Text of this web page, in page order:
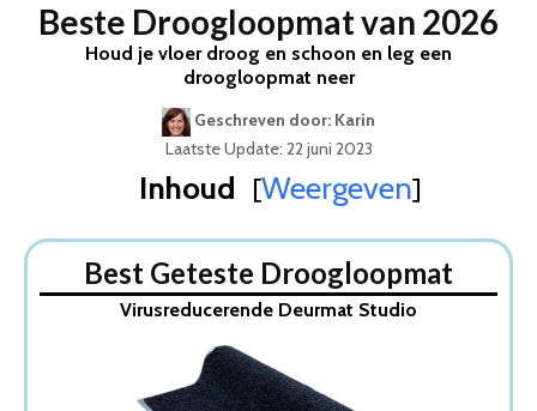
Beste Droogloopmat van 2026
Houd je vloer droog en schoon en leg een
droogloopmat neer
Geschreven door: Karin
Laatste Update: 22 juni 2023
Inhoud [Weergeven]
1. Virusreducerende Deurmat Studio
2. Hamat Aqua Stop droogloopmat
3. Deurmat Studio M
4. In Round Deurmat
5. Deurmat binnen en buiten
Best Geteste Droogloopmat
Virusreducerende Deurmat Studio